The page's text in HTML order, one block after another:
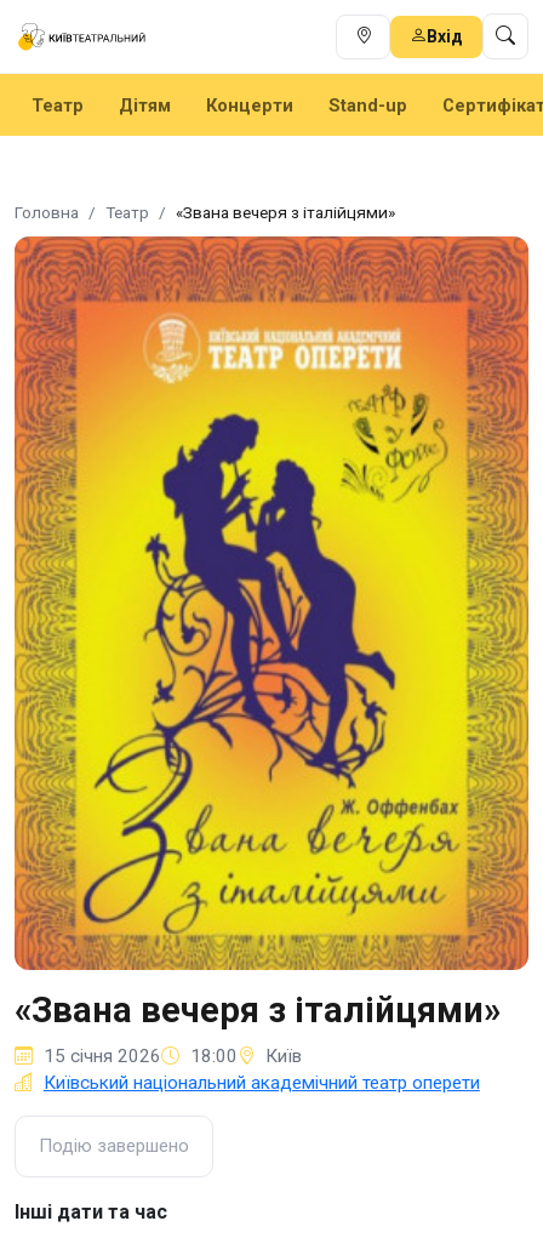
Вхід
Театр Дітям Концерти Stand-up
Головна Театр «Звана вечеря з італійцями»
«Звана вечеря з італійцями»
15 січня 2026 18:00
Київ
Київський національний академічний театр оперети
Подію завершено
Інші дати та час